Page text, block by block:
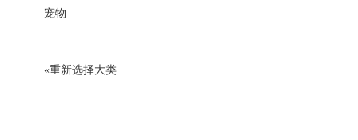
宠物
«重新选择大类